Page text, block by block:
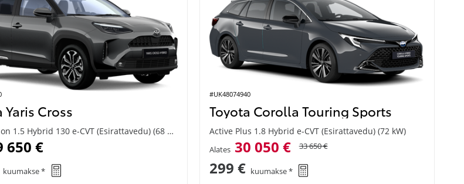
Yaris Cross
Style Edition 1.5 Hybrid 130 e-CVT (Esirattavedu) (68 kW)
650 €
kuumakse *
#UK48074940
Toyota Corolla Touring Sports
Active Plus 1.8 Hybrid e-CVT (Esirattavedu) (72 kW)
Alates 30 050 € 33 650 €
299 € kuumakse *